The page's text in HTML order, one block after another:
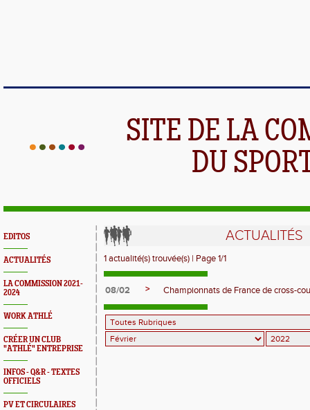
SITE DE LA
DU
EDITOS
ACTUALITÉS
LA COMMISSION 2021-
2024
WORK ATHLÉ
CRÉER UN CLUB
"ATHLÉ" ENTREPRISE
INFOS - Q&R - TEXTES
OFFICIELS
PV ET CIRCULAIRES
ACTUALITÉS
1 actualité(s) trouvée(s) | Page 1/1
08/02 > Championnats de France de cross-